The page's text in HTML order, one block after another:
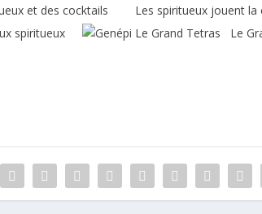
et des cocktails
Les spiritueux jouent la
spiritueux
Le